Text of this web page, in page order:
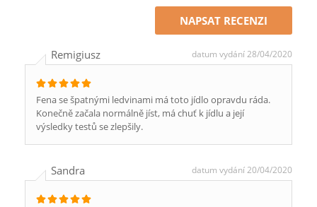
NAPSAT RECENZI
Remigiusz datum vydání 28/04/2020
Fena se špatnými ledvinami má toto jídlo opravdu ráda.
Konečně začala normálně jíst, má chuť k jídlu a její
výsledky testů se zlepšily.
Sandra datum vydání 20/04/2020